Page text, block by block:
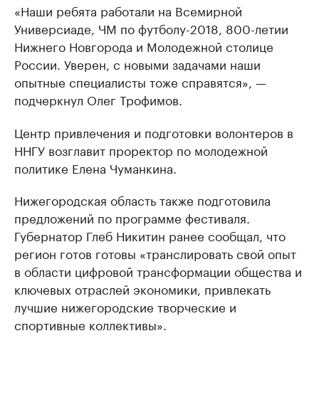
«Наши ребята работали на Всемирной
Универсиаде, ЧМ по футболу-2018, 800-летии
Нижнего Новгорода и Молодежной столице
России. Уверен, с новыми задачами наши
опытные специалисты тоже справятся», —
подчеркнул Олег Трофимов.
Центр привлечения и подготовки волонтеров в
ННГУ возглавит проректор по молодежной
политике Елена Чуманкина.
Нижегородская область также подготовила
предложений по программе фестиваля.
Губернатор Глеб Никитин ранее сообщал, что
регион готов готовы «транслировать свой опыт
в области цифровой трансформации общества и
ключевых отраслей экономики, привлекать
лучшие нижегородские творческие и
спортивные коллективы».